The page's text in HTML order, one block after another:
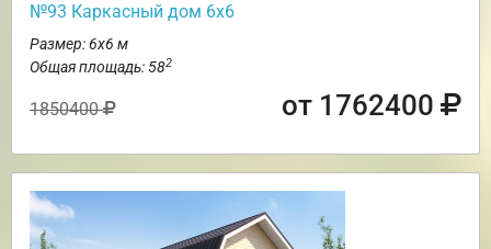
№93 Каркасный дом 6х6
Размер: 6х6 м
Общая площадь: 582
1850400 от 1762400